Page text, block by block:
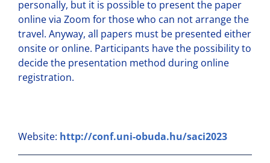
personally, but it is possible to present the paper
online via Zoom for those who can not arrange the
travel. Anyway, all papers must be presented either
onsite or online. Participants have the possibility to
decide the presentation method during online
registration.
Website: http://conf.uni-obuda.hu/saci2023